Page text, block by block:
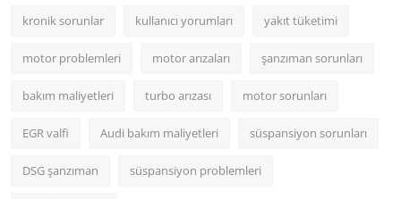
kronik sorunlar kullanıcı yorumları yakıt tüketimi
motor problemleri motor arızaları şanzıman sorunları
bakım maliyetleri turbo arızası motor sorunları
EGR valfi Audi bakım maliyetleri süspansiyon sorunları
DSG şanzıman süspansiyon problemleri